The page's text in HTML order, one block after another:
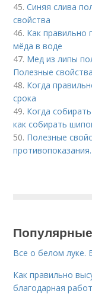
45.Синяя слива
свойства
46. Как правильно
мёда в воде
47. Мед из липы
Полезные
48. Когда
срока
49. Когда
как собирать
50. Полезные
Все о белом луке.
Как правильно
благодарная